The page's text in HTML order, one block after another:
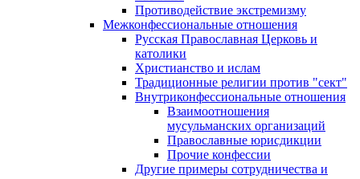
Противодействие экстремизму
Межконфессиональные отношения
Русская Православная Церковь и
католики
Христианство и ислам
Традиционные религии против "сект"
Внутриконфессиональные отношения
Взаимоотношения
мусульманских организаций
Православные юрисдикции
Прочие конфессии
Другие примеры сотрудничества и